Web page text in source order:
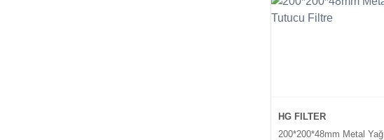
HG FILTER
200*200*48mm Metal Yağ